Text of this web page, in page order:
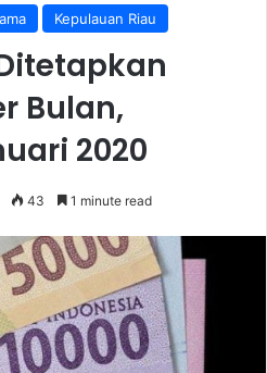
Kepulauan Riau
Bulan,
2020
43 1 minute read